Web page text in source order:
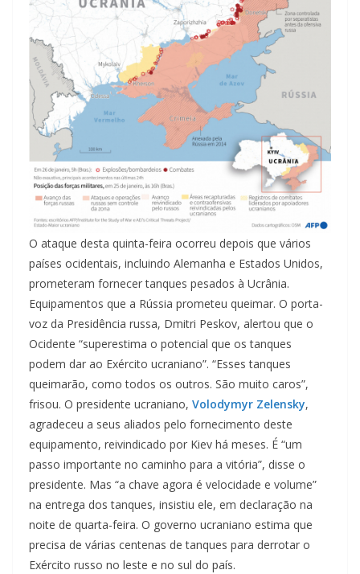
O ataque desta quinta-feira ocorreu depois que vários
países ocidentais, incluindo Alemanha e Estados Unidos,
prometeram fornecer tanques pesados à Ucrânia.
Equipamentos que a Rússia prometeu queimar. O porta-
voz da Presidência russa, Dmitri Peskov, alertou que o
Ocidente “superestima o potencial que os tanques
podem dar ao Exército ucraniano”. “Esses tanques
queimarão, como todos os outros. São muito caros”,
frisou. O presidente ucraniano, Volodymyr Zelensky,
agradeceu a seus aliados pelo fornecimento deste
equipamento, reivindicado por Kiev há meses. É “um
passo importante no caminho para a vitória”, disse o
presidente. Mas “a chave agora é velocidade e volume”
na entrega dos tanques, insistiu ele, em declaração na
noite de quarta-feira. O governo ucraniano estima que
precisa de várias centenas de tanques para derrotar o
Exército russo no leste e no sul do país.